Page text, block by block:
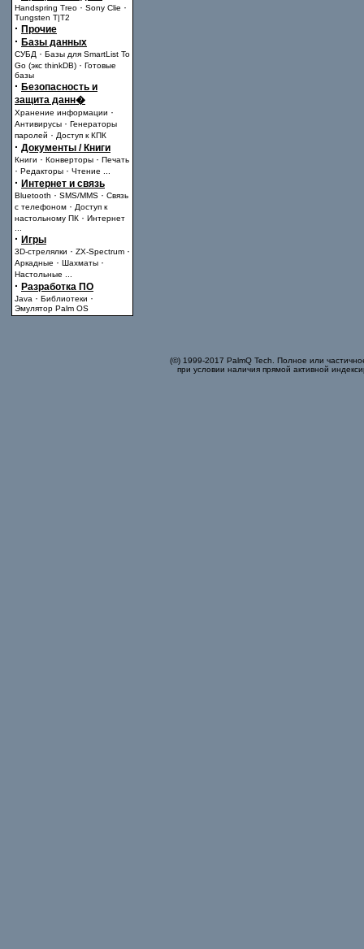
Handspring Treo · Sony Clie ·
Tungsten T|T2
· Прочие
· Базы данных
СУБД · Базы для SmartList To
Go (экс thinkDB) · Готовые
базы
· Безопасность и
защита данн�
Хранение информации ·
Антивирусы · Генераторы
паролей · Доступ к КПК
· Документы / Книги
Книги · Конверторы · Печать
· Редакторы · Чтение
· Интернет и связь
Bluetooth · SMS/MMS · Связь
с телефоном · Доступ к
настольному ПК · Интернет
· Игры
3D-стрелялки · ZX-Spectrum ·
Аркадные · Шахматы ·
Настольные
· Разработка ПО
Java · Библиотеки ·
Эмулятор Palm OS
(©) 1999-2017 PalmQ Tech. Полное или
при условии наличия прямой активной